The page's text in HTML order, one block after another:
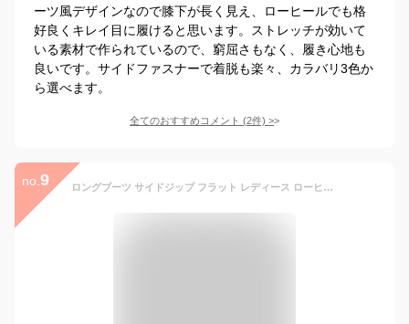
ーツ風デザインなので膝下が長く見え、ローヒールでも格
好良くキレイ目に履けると思います。ストレッチが効いて
いる素材で作られているので、窮屈さもなく、履き心地も
良いです。サイドファスナーで着脱も楽々、カラバリ3色か
ら選べます。
全てのおすすめコメント (2件) >
no. 9 ロングブーツ サイドジップ フラット レディース ローヒール 黒 茶色 ブラック ブラウン 歩きやすい 痛くない カジュアル シンプル 靴 婦人靴 韓国